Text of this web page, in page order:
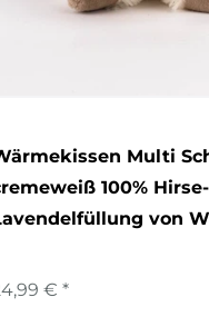
Multi
100% Hirse-
von
€ *